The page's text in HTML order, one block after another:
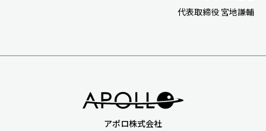
代表取締役 宮地謙輔
アポロ株式会社